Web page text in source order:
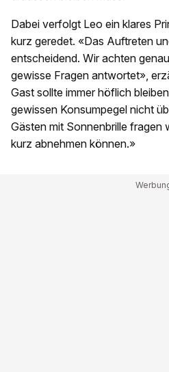
Dabei verfolgt Leo ein klares
kurz geredet. «Das Auftreten
entscheidend. Wir achten
gewisse Fragen antwortet»,
Gast sollte immer höflich
gewissen Konsumpegel nicht
Gästen mit Sonnenbrille fragen
kurz abnehmen können.»